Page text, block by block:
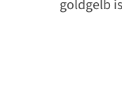
goldgelb